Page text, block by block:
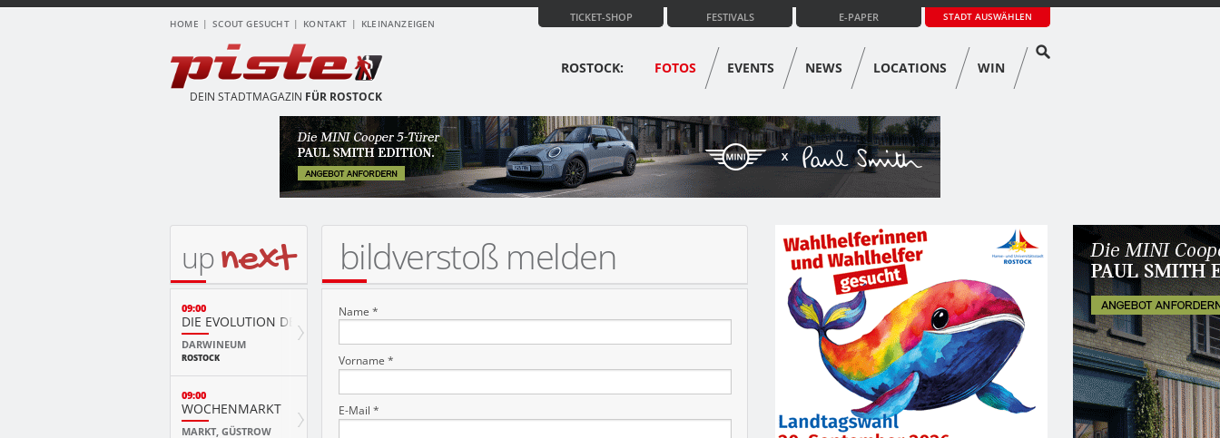
HOME SCOUT GESUCHT KONTAKT KLEINANZEIGEN
STADT AUSWÄHLEN
E-PAPER
FESTIVALS
TICKET-SHOP
DEIN STADTMAGAZIN FÜR ROSTOCK
ROSTOCK: FOTOS EVENTS NEWS LOCATIONS WIN
bildverstoß melden
Name *
Vorname *
E-Mail *
upnext
09:00
DIE EVOLUTION DER TIERE MIT PLAYMOBIL
DARWINEUM
ROSTOCK
09:00
WOCHENMARKT
MARKT, GÜSTROW